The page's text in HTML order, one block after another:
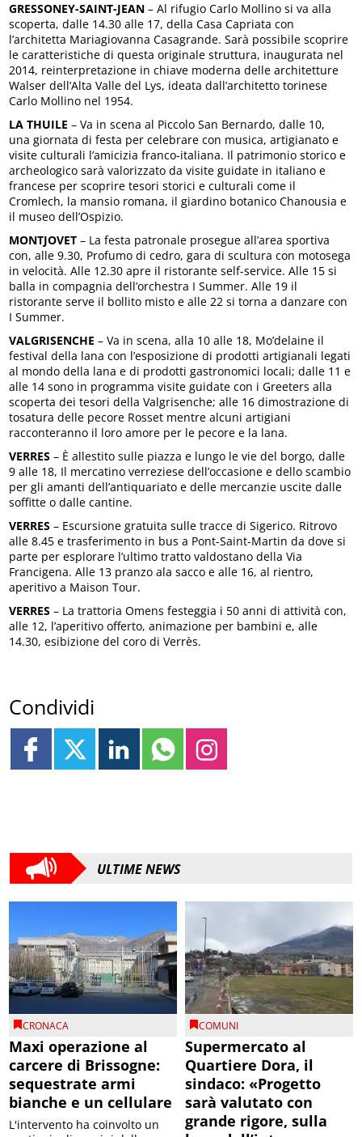
GRESSONEY-SAINT-JEAN – Al rifugio Carlo Mollino si va alla
scoperta, dalle 14.30 alle 17, della Casa Capriata con
l’architetta Mariagiovanna Casagrande. Sarà possibile scoprire
le caratteristiche di questa originale struttura, inaugurata nel
2014, reinterpretazione in chiave moderna delle architetture
Walser dell’Alta Valle del Lys, ideata dall’architetto torinese
Carlo Mollino nel 1954.
LA THUILE – Va in scena al Piccolo San Bernardo, dalle 10,
una giornata di festa per celebrare con musica, artigianato e
visite culturali l’amicizia franco-italiana. Il patrimonio storico e
archeologico sarà valorizzato da visite guidate in italiano e
francese per scoprire tesori storici e culturali come il
Cromlech, la mansio romana, il giardino botanico Chanousia e
il museo dell’Ospizio.
MONTJOVET – La festa patronale prosegue all’area sportiva
con, alle 9.30, Profumo di cedro, gara di scultura con motosega
in velocità. Alle 12.30 apre il ristorante self-service. Alle 15 si
balla in compagnia dell’orchestra I Summer. Alle 19 il
ristorante serve il bollito misto e alle 22 si torna a danzare con
I Summer.
VALGRISENCHE – Va in scena, alla 10 alle 18, Mo’delaine il
festival della lana con l’esposizione di prodotti artigianali legati
al mondo della lana e di prodotti gastronomici locali; dalle 11 e
alle 14 sono in programma visite guidate con i Greeters alla
scoperta dei tesori della Valgrisenche; alle 16 dimostrazione di
tosatura delle pecore Rosset mentre alcuni artigiani
racconteranno il loro amore per le pecore e la lana.
VERRES – È allestito sulle piazza e lungo le vie del borgo, dalle
9 alle 18, Il mercatino verreziese dell’occasione e dello scambio
per gli amanti dell’antiquariato e delle mercanzie uscite dalle
soffitte o dalle cantine.
VERRES – Escursione gratuita sulle tracce di Sigerico. Ritrovo
alle 8.45 e trasferimento in bus a Pont-Saint-Martin da dove si
parte per esplorare l’ultimo tratto valdostano della Via
Francigena. Alle 13 pranzo ala sacco e alle 16, al rientro,
aperitivo a Maison Tour.
VERRES – La trattoria Omens festeggia i 50 anni di attività con,
alle 12, l’aperitivo offerto, animazione per bambini e, alle
14.30, esibizione del coro di Verrès.
Condividi
ULTIME NEWS
CRONACA
Maxi operazione al
carcere di Brissogne:
sequestrate armi
bianche e un cellulare
L'intervento ha coinvolto un
COMUNI
Supermercato al
Quartiere Dora, il
sindaco: «Progetto
sarà valutato con
grande rigore, sulla